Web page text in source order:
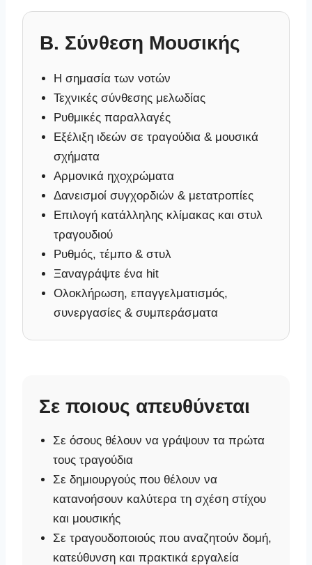
B. Σύνθεση Μουσικής
Η σημασία των νοτών
Τεχνικές σύνθεσης μελωδίας
Ρυθμικές παραλλαγές
Εξέλιξη ιδεών σε τραγούδια & μουσικά
σχήματα
Αρμονικά ηχοχρώματα
Δανεισμοί συγχορδιών & μετατροπίες
Επιλογή κατάλληλης κλίμακας και στυλ
τραγουδιού
Ρυθμός, τέμπο & στυλ
Ξαναγράψτε ένα hit
Ολοκλήρωση, επαγγελματισμός,
συνεργασίες & συμπεράσματα
Σε ποιους απευθύνεται
Σε όσους θέλουν να γράψουν τα πρώτα
τους τραγούδια
Σε δημιουργούς που θέλουν να
κατανοήσουν καλύτερα τη σχέση στίχου
και μουσικής
Σε τραγουδοποιούς που αναζητούν δομή,
κατεύθυνση και πρακτικά εργαλεία